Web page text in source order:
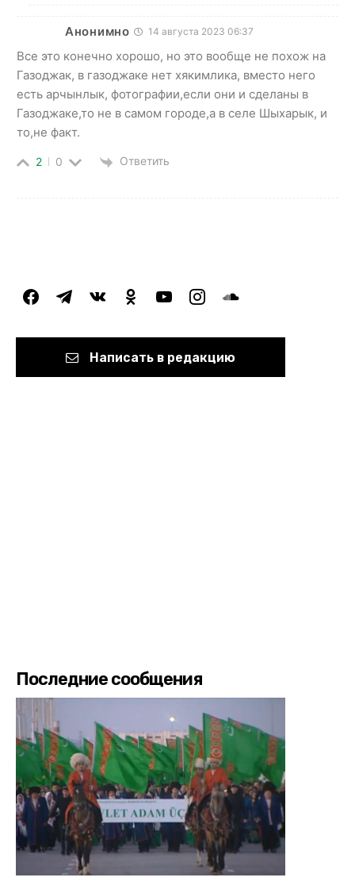
Анонимно 14 августа 2023 06:37
Все это конечно хорошо, но это вообще не похож на
Газоджак, в газоджаке нет хякимлика, вместо него
есть арчынлык, фотографии,если они и сделаны в
Газоджаке,то не в самом городе,а в селе Шыхарык, и
то,не факт.
2 0 Ответить
facebooktelegramvkontakteodnoklassniki
youtubeinstagramsoundcloud
Написать в редакцию
Последние сообщения